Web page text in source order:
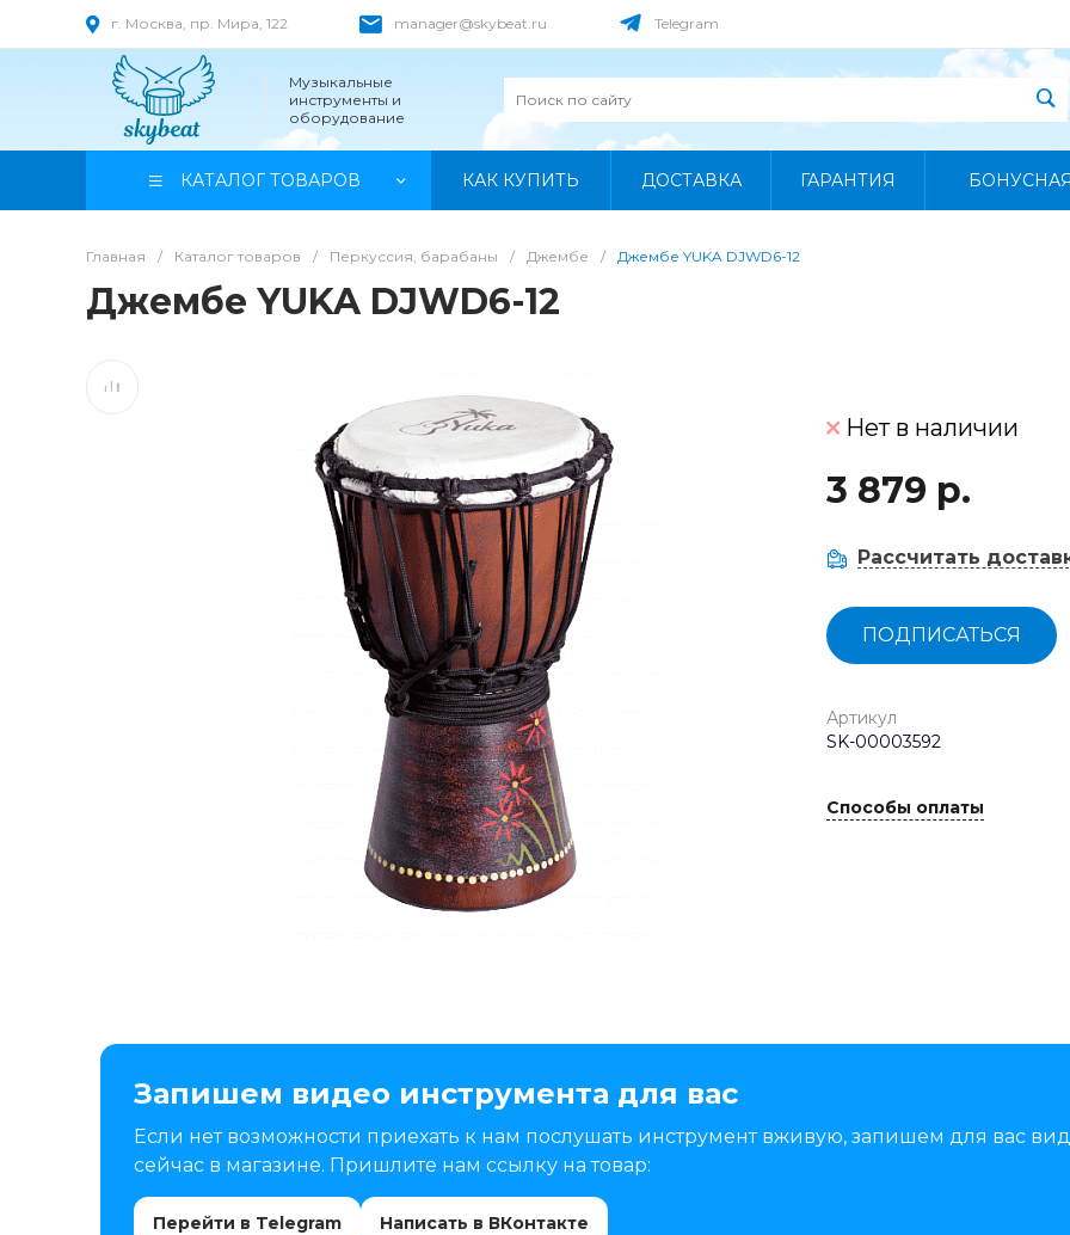
г. Москва, пр. Мира, 122 manager@skybeat.ru Telegram
Музыкальные
инструменты и
оборудование
КАТАЛОГ ТОВАРОВ КАК КУПИТЬ ДОСТАВКА ГАРАНТИЯ
Главная / Каталог товаров / Перкуссия, барабаны / Джембе / Джембе YUKA DJWD6-12
Джембе YUKA DJWD6-12
Нет в наличии
3 879 р.
Рассчитать
ПОДПИСАТЬСЯ
Артикул
SK-00003592
Способы оплаты
Запишем видео инструмента для вас
Если нет возможности приехать к нам послушать инструмент вживую, запишем для вас
сейчас в магазине. Пришлите нам ссылку на товар:
Перейти в Telegram Написать в ВКонтакте